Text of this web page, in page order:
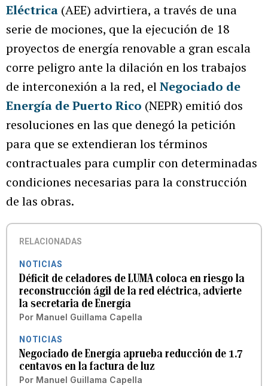
Eléctrica (AEE) advirtiera, a través de una
serie de mociones, que la ejecución de 18
proyectos de energía renovable a gran escala
corre peligro ante la dilación en los trabajos
de interconexión a la red, elNegociado de
Energía de Puerto Rico (NEPR) emitió dos
resoluciones en las que denegó la petición
para que se extendieran los términos
contractuales para cumplir con determinadas
condiciones necesarias para la construcción
de las obras.
RELACIONADAS
NOTICIAS
Déficit de celadores de LUMA coloca en riesgo la
reconstrucción ágil de la red eléctrica, advierte
la secretaria de Energía
Por Manuel Guillama Capella
NOTICIAS
Negociado de Energía aprueba reducción de 1.7
centavos en la factura de luz
Por Manuel Guillama Capella